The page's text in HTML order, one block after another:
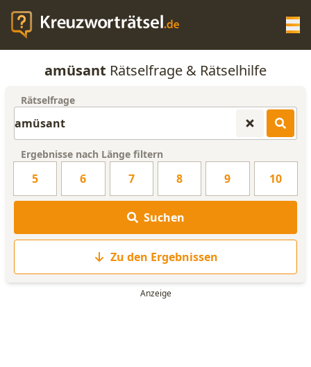
KREUZWORTRÄTSEL-HILFE
WORTLISTE
amüsant Rätselfrage & Rätselhilfe
Rätselfrage
Ergebnisse nach Länge filtern
5 6 7 8 9 10
Suchen
Zu den Ergebnissen